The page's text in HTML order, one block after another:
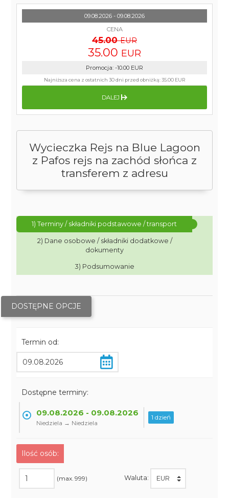
Wycieczka Rejs na Blue Lagoon
z Pafos rejs na zachód słońca z
transferem z adresu
1) Terminy / składniki podstawowe / transport
2) Dane osobowe / składniki dodatkowe /
dokumenty
3) Podsumowanie
DOSTĘPNE OPCJE
Termin od:
Dostępne terminy:
09.08.2026 - 09.08.2026
Niedziela → Niedziela
1 dzień
Ilość osób:
(max. 999) Waluta:
09.08.2026 - 09.08.2026
CENA
45.00 EUR
35.00 EUR
Promocja: -10.00 EUR
Najniższa cena z ostatnich 30 dni przed obniżką:35.00 EUR
DALEJ